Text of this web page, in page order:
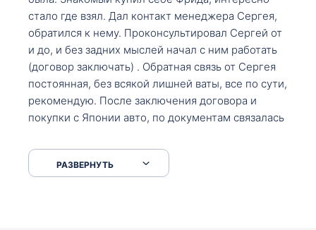
стало где взял. Дал контакт менеджера Сергея,
обратился к нему. Проконсультировал Сергей от
и до, и без задних мыслей начал с ним работать
(договор заключать) . Обратная связь от Сергея
постоянная, без всякой лишней ваты, все по сути,
рекомендую. После заключения договора и
покупки с Японии авто, по документам связалась
что заполнить, куда зайти, образцы и т.д. После
приехал за авто. Меня тепло встретили Сергей с
РАЗВЕРНУТЬ